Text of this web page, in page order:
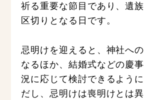
祈る重要な節目であり、遺
区切りとなる日です。
忌明けを迎えると、神社へ
なるほか、結婚式などの慶
況に応じて検討できるよう
だし、忌明けは喪明けとは